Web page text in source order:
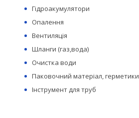
Гідроакумулятори
Опалення
Вентиляція
Шланги (газ,вода)
Очистка води
Паковочний матеріал, герметики
Інструмент для труб